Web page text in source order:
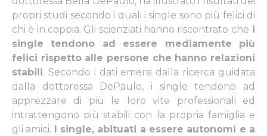
propri studi secondo i quali i single sono più felici di
chi è in coppia. Gli scienziati hanno riscontrato che i
single tendono ad essere mediamente più
felici rispetto alle persone che hanno relazioni
stabili. Secondo i dati emersi dalla ricerca guidata
dalla dottoressa DePaulo, i single tendono ad
apprezzare di più le loro vite professionali ed
intrattengono più stabili con la propria famiglia e
gli amici. I single, abituati a essere autonomi e a